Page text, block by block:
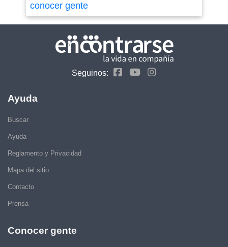
conocer gente
Seguinos:
Ayuda
Buscar
Ayuda
Reglamento y Privacidad
Mapa del sitio
Contacto
Prensa
Conocer gente